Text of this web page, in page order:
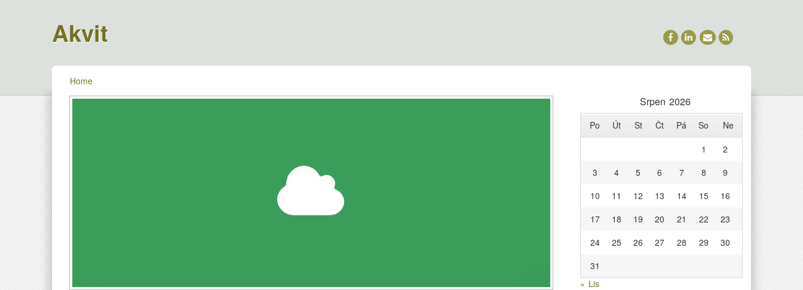
Akvit
Home
Srpen 2026
Po Út St Čt Pá So
Ne
1
2
3
4 5 6 7 8
9
10
11 12 13 14 15
16
17
18 19 20 21 22
23
24
25 26 27 28 29
30
31
« Lis